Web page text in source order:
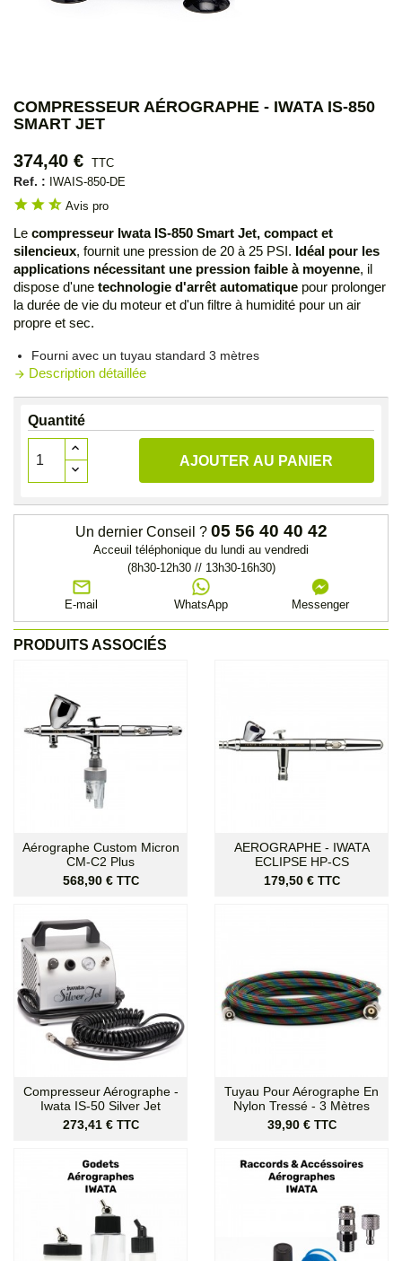
COMPRESSEUR AÉROGRAPHE - IWATA IS-850
SMART JET
374,40 € TTC
Ref. : IWAIS-850-DE
star star star_half Avis pro
Le compresseur Iwata IS-850 Smart Jet, compact et
silencieux, fournit une pression de 20 à 25 PSI. Idéal pour les
applications nécessitant une pression faible à moyenne, il
dispose d'une technologie d'arrêt automatique pour prolonger
la durée de vie du moteur et d'un filtre à humidité pour un air
propre et sec.
Fourni avec un tuyau standard 3 mètres
arrow_forward Description détaillée
Quantité
AJOUTER AU PANIER
Un dernier Conseil ? 05 56 40 40 42
Acceuil téléphonique du lundi au vendredi
(8h30-12h30 // 13h30-16h30)
E-mail WhatsApp Messenger
PRODUITS ASSOCIÉS
Aérographe Custom Micron
CM-C2 Plus
Prix
568,90 € TTC
AEROGRAPHE - IWATA
ECLIPSE HP-CS
Prix
179,50 € TTC
Compresseur Aérographe -
Iwata IS-50 Silver Jet
Prix
273,41 € TTC
Tuyau Pour Aérographe En
Nylon Tressé - 3 Mètres
Prix
39,90 € TTC